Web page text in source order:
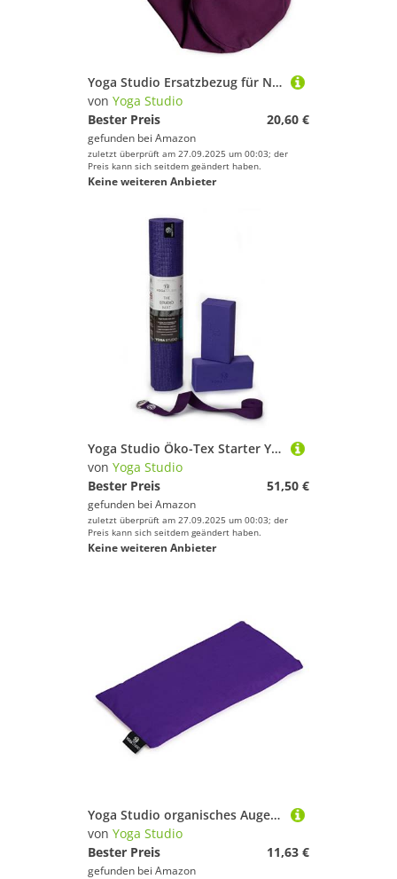
Yoga Studio Ersatzbezug für Nackenrolle, Bio-Baumwolle, mit Griff und Reißverschluss, nur Bezug (lila)
von Yoga Studio
Bester Preis
20,60 €
gefunden bei Amazon
zuletzt überprüft am 27.09.2025 um 00:03; der
Preis kann sich seitdem geändert haben.
Keine weiteren Anbieter
Yoga Studio Öko-Tex Starter Yoga Set, Yogamatte, 2X EVA Yoga Steine und Yoga Gurt für Zuhause, Gym, Yoga Training (Lila)
von Yoga Studio
Bester Preis
51,50 €
gefunden bei Amazon
zuletzt überprüft am 27.09.2025 um 00:03; der
Preis kann sich seitdem geändert haben.
Keine weiteren Anbieter
Yoga Studio organisches Augenkissen, 23 x 12/13 cm, Bio-Lavendel- und Leinsamenduft, Yogakissen für müde Augen und Kopfschmerzen, violett
von Yoga Studio
Bester Preis
11,63 €
gefunden bei Amazon